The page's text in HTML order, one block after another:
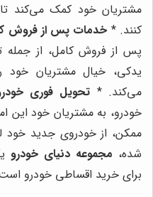
مشتریان خود کمک می‌کند
کنند. * خدمات پس از فروش
پس از فروش کامل، از جمله
یدکی، خیال مشتریان خود
می‌کند. * تحویل فوری
خودرو، به مشتریان خود این
ممکن، از خودروی جدید خود
شده، مجموعه دنیای خودرو
برای خرید اقساطی خودرو